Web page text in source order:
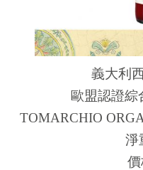
義大利
歐盟認證綜
TOMARCHIO
淨